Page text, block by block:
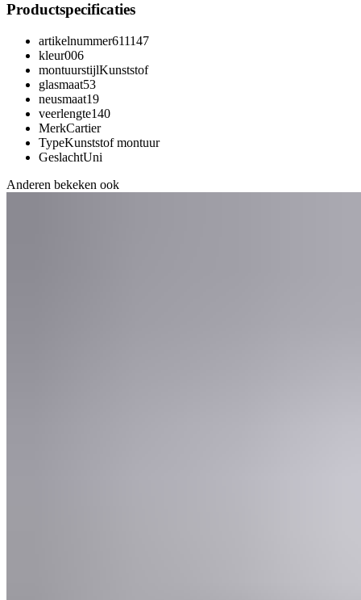
Productspecificaties
artikelnummer611147
kleur006
montuurstijlKunststof
glasmaat53
neusmaat19
veerlengte140
MerkCartier
TypeKunststof montuur
GeslachtUni
Anderen bekeken ook